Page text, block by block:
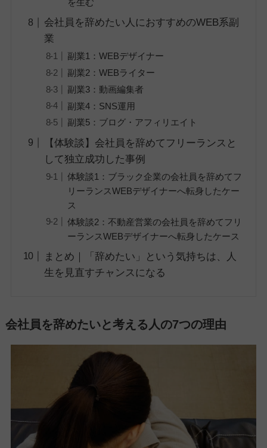
会社員を辞めたい人におすすめのWEB系副
業
副業1：WEBデザイナー
副業2：WEBライター
副業3：動画編集者
副業4：SNS運用
副業5：ブログ・アフィリエイト
【体験談】会社員を辞めてフリーランスと
して独立成功した事例
体験談1：ブラック企業の会社員を辞めてフ
リーランスWEBデザイナーへ転身したケー
ス
体験談2：不動産営業の会社員を辞めてフリ
ーランスWEBデザイナーへ転身したケース
まとめ｜「辞めたい」という気持ちは、人
生を見直すチャンスになる
会社員を辞めたいと考える人の7つの理由